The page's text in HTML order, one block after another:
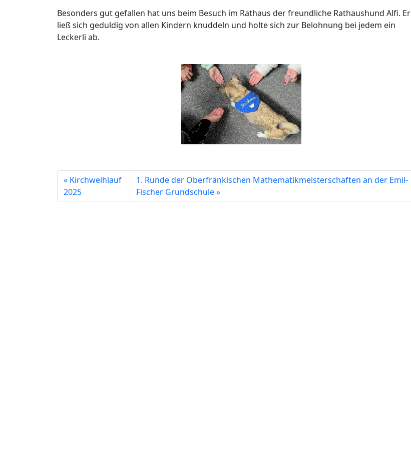
Besonders gut gefallen hat uns beim Besuch im Rathaus der freundliche Rathaushund Alfi. Er
ließ sich geduldig von allen Kindern knuddeln und holte sich zur Belohnung bei jedem ein
Leckerli ab.
Kirchweihlauf
2025
1. Runde der Oberfränkischen Mathematikmeisterschaften an der Emil-
Fischer Grundschule